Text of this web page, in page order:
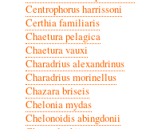
Centrophorus harrissoni
Certhia familiaris
Chaetura pelagica
Chaetura vauxi
Charadrius alexandrinus
Charadrius morinellus
Chazara briseis
Chelonia mydas
Chelonoidis abingdonii